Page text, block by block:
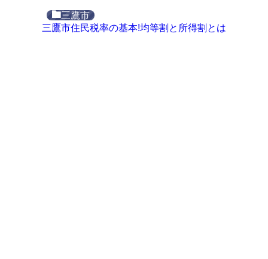
三鷹市
三鷹市住民税率の基本!均等割と所得割とは